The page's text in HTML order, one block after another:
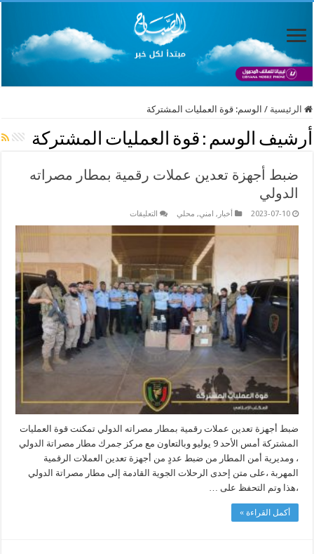
الرئيسية / الوسم:قوة العمليات المشتركة
أرشيف الوسم : قوة العمليات المشتركة
ضبط أجهزة تعدين عملات رقمية بمطار مصراته
الدولي
2023-07-10 أخبار , امني, محلي التعليقات
أجهزة
عملات
رقمية
بمطار
مصراته
الدولي
مغلقة
ضبط أجهزة تعدين عملات رقمية بمطار مصراته الدولي تمكنت قوة العمليات
المشتركة أمس الأحد 9 يوليو وبالتعاون مع مركز جمرك مطار مصراتة الدولي
، ومديرية أمن المطار من ضبط عددٍ من أجهزة تعدين العملات الرقمية
المهربة ،على متن إحدى الرحلات الجوية القادمة إلى مطار مصراتة الدولي
،هذا وتم التحفظ على …
أكمل القراءة »